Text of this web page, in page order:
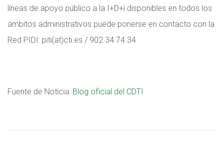
líneas de apoyo público a la I+D+i disponibles en todos los
ámbitos administrativos puede ponerse en contacto con la
Red PIDI: piti(at)cti.es / 902 34 74 34
Fuente de Notícia: Blog oficial del CDTI